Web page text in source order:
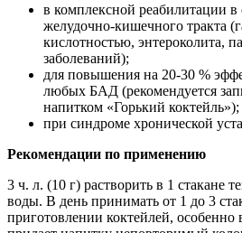
в комплексной реабилитации в
желудочно-кишечного тракта
кислотностью, энтероколита,
заболеваний);
для повышения на 20-30 %
любых БАД (рекомендуется
напитком «Горький коктейль»);
при синдроме хронической
Рекомендации по применению
3 ч. л. (10 г) растворить в 1 стакане
воды. В день принимать от 1 до 3
приготовлении коктейлей, особенно